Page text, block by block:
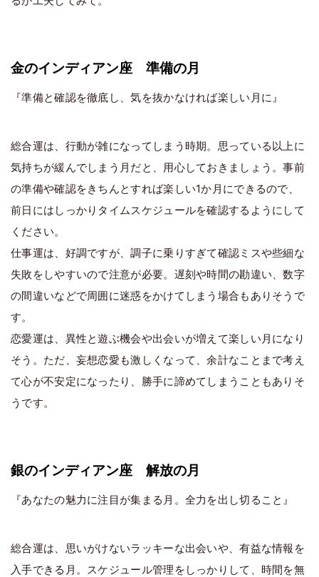
金のインディアン座 準備の月
『準備と確認を徹底し、気を抜かなければ楽しい月に』
総合運は、行動が雑になってしまう時期。思っている以上に
気持ちが緩んでしまう月だと、用心しておきましょう。事前
の準備や確認をきちんとすれば楽しい1か月にできるので、
前日にはしっかりタイムスケジュールを確認するようにして
ください。
仕事運は、好調ですが、調子に乗りすぎて確認ミスや些細な
失敗をしやすいので注意が必要。遅刻や時間の勘違い、数字
の間違いなどで周囲に迷惑をかけてしまう場合もありそうで
す。
恋愛運は、異性と遊ぶ機会や出会いが増えて楽しい月になり
そう。ただ、妄想恋愛も激しくなって、余計なことまで考え
て心が不安定になったり、勝手に諦めてしまうこともありそ
うです。
銀のインディアン座 解放の月
『あなたの魅力に注目が集まる月。全力を出し切ること』
総合運は、思いがけないラッキーな出会いや、有益な情報を
入手できる月。スケジュール管理をしっかりして、時間を無